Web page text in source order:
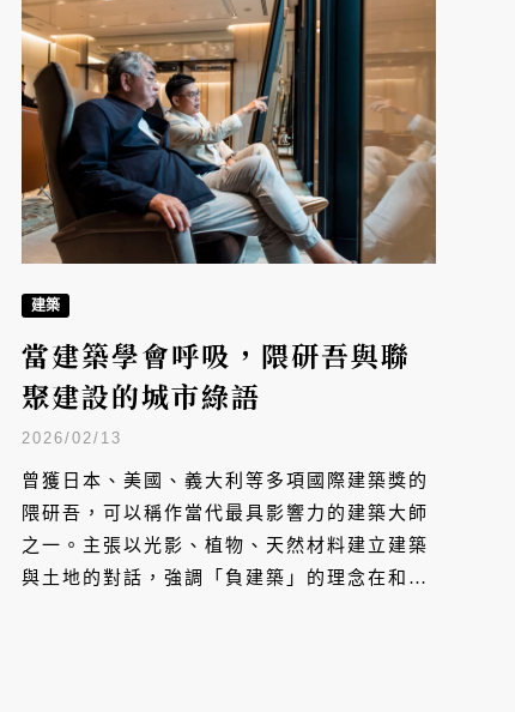
建築
當建築學會呼吸，隈研吾與聯
聚建設的城市綠語
2026/02/13
曾獲日本、美國、義大利等多項國際建築獎的
隈研吾，可以稱作當代最具影響力的建築大師
之一。主張以光影、植物、天然材料建立建築
與土地的對話，強調「負建築」的理念在和聯